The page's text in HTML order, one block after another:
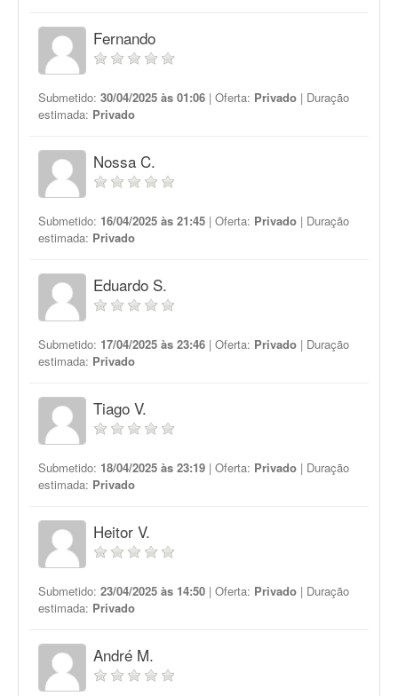
Fernando
Submetido: 30/04/2025 às 01:06 | Oferta: Privado | Duração
estimada: Privado
Nossa C.
Submetido: 16/04/2025 às 21:45 | Oferta: Privado | Duração
estimada: Privado
Eduardo S.
Submetido: 17/04/2025 às 23:46 | Oferta: Privado | Duração
estimada: Privado
Tiago V.
Submetido: 18/04/2025 às 23:19 | Oferta: Privado | Duração
estimada: Privado
Heitor V.
Submetido: 23/04/2025 às 14:50 | Oferta: Privado | Duração
estimada: Privado
André M.